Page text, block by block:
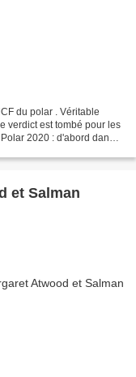
du polar . Véritable
verdict est tombé pour les
2020 : d'abord dans
et Salman